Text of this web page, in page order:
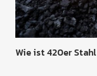
Wie ist 420er